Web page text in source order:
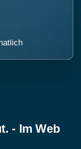
- Im Web